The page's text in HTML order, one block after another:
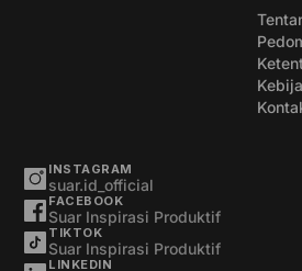
INSTAGRAM
suar.id_official
FACEBOOK
Suar Inspirasi Produktif
TIKTOK
Suar Inspirasi Produktif
LINKEDIN